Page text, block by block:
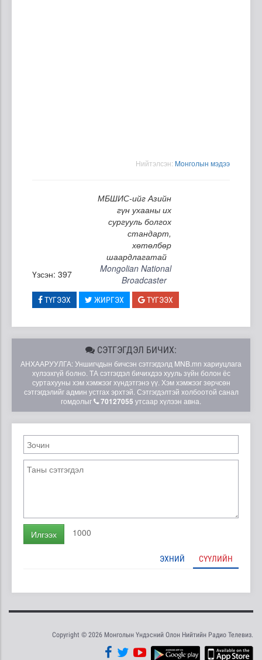
Нийтэлсэн: Moнголын мэдээ
МБШИС-ийг Азийн
гүн ухааны их
сургууль болгох
стандарт,
хөтөлбөр
шаардлагатай
Үзсэн: 397
Mongolian National
Broadcaster
ТҮГЭЭХ ЖИРГЭХ ТҮГЭЭХ
СЭТГЭГДЭЛ БИЧИХ:
АНХААРУУЛГА: Уншигчдын бичсэн сэтгэгдэлд MNB.mn хариуцлага
хүлээхгүй болно. ТА сэтгэгдэл бичихдээ хууль зүйн болон ёс
суртахууны хэм хэмжээг хүндэтгэнэ үү. Хэм хэмжээг зөрчсөн
сэтгэгдэлийг админ устгах эрхтэй. Сэтгэгдэлтэй холбоотой санал
гомдолыг
70127055 утсаар хүлээн авна.
Илгээх 1000
ЭХНИЙ СҮҮЛИЙН
Copyright © 2026 Монголын Үндэсний Олон Нийтийн Радио Телевиз.